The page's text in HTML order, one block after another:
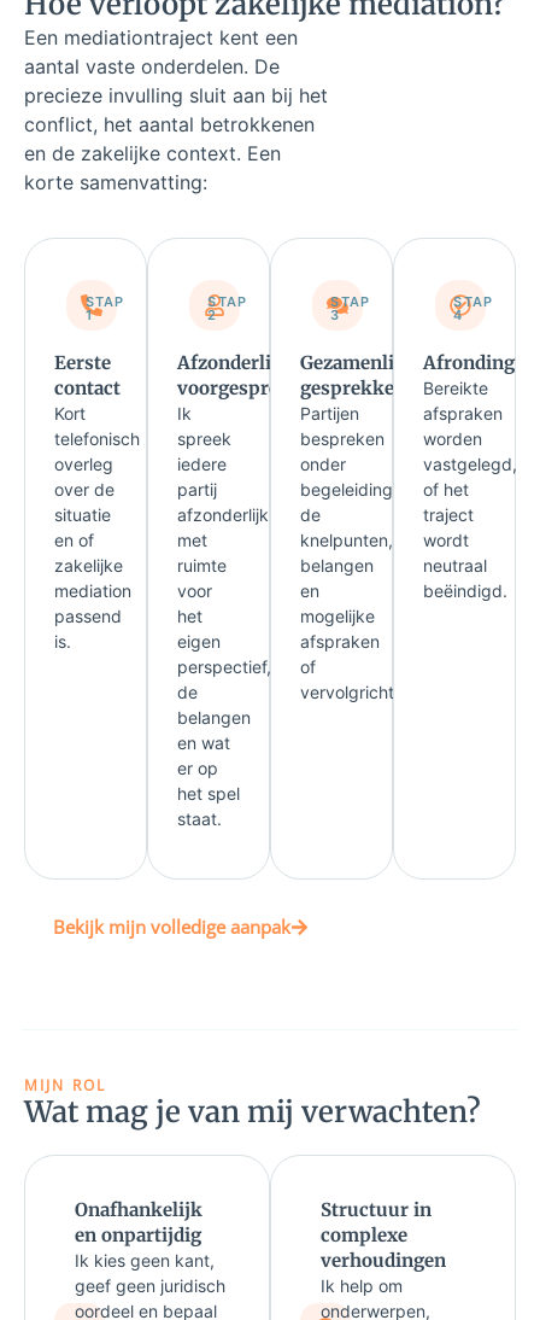
Een mediationtraject kent een
aantal vaste onderdelen. De
precieze invulling sluit aan bij het
conflict, het aantal betrokkenen
en de zakelijke context. Een
korte samenvatting:
STAP
1
Eerste
contact
Kort
telefonisch
overleg
over de
situatie
en of
zakelijke
mediation
passend
is.
STAP
2
Afzonderlijke
voorgesprekken
Ik
spreek
iedere
partij
afzonderlijk,
met
ruimte
voor
het
eigen
perspectief,
de
belangen
en wat
er op
het spel
staat.
STAP
3
Gezamenlijke
gesprekken
Partijen
bespreken
onder
begeleiding
de
knelpunten,
belangen
en
mogelijke
afspraken
of
vervolgrichtingen.
STAP
4
Afronding
Bereikte
afspraken
worden
vastgelegd,
of het
traject
wordt
neutraal
beëindigd.
Bekijk mijn volledige aanpak
MIJN ROL
Wat mag je van mij verwachten?
Onafhankelijk
en onpartijdig
Ik kies geen kant,
geef geen juridisch
oordeel en bepaal
Structuur in
complexe
verhoudingen
Ik help om
onderwerpen,